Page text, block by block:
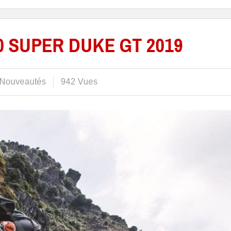
DUKE GT 2019
Nouveautés 942 Vues